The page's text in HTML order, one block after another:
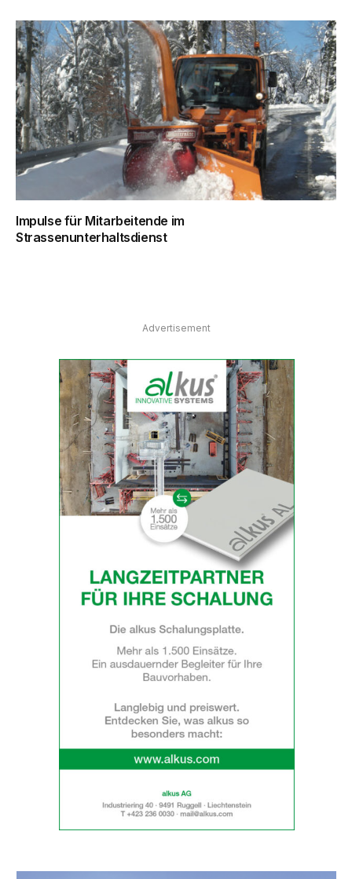
Impulse für Mitarbeitende im
Strassenunterhaltsdienst
Advertisement